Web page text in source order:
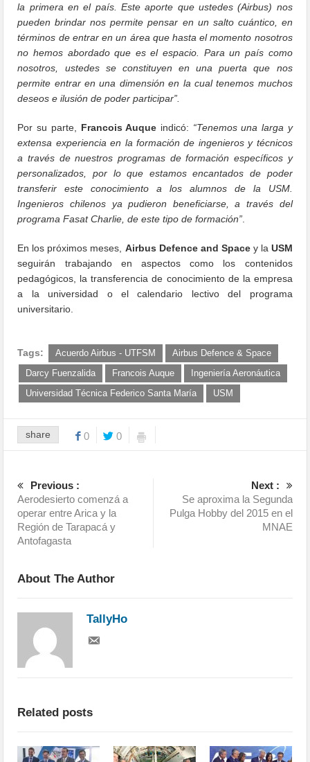
la primera en el país. Este aporte que ustedes (Airbus) nos
pueden brindar nos permite pensar en un salto cuántico, en
términos de entrar en un área que hasta el momento nosotros
no hemos abordado que es el espacio. Para un país como
nosotros, ustedes se constituyen en una puerta que nos
permite entrar en una dimensión en la cual tenemos muchos
deseos e ilusión de poder participar”.
Por su parte, Francois Auque indicó: “Tenemos una larga y
extensa experiencia en la formación de ingenieros y técnicos
a través de nuestros programas de formación específicos y
personalizados, por lo que estamos encantados de poder
transferir este conocimiento a los alumnos de la USM.
Ingenieros chilenos ya pudieron beneficiarse, a través del
programa Fasat Charlie, de este tipo de formación”
En los próximos meses, Airbus Defence and Spacey la USM
seguirán trabajando en aspectos como los contenidos
pedagógicos, la transferencia de conocimiento de la empresa
a la universidad o el calendario lectivo del programa
universitario.
Tags: Acuerdo Airbus - UTFSM
Airbus Defence & Space
Darcy Fuenzalida
Francois Auque
Ingeniería Aeronáutica
Universidad Técnica Federico Santa María
USM
share 0 0
Previous :
Aerodesierto comenzá a
operar entre Arica y la
Región de Tarapacá y
Antofagasta
Next :
Se aproxima la Segunda
Pulga Hobby del 2015 en el
MNAE
About The Author
TallyHo
Related posts